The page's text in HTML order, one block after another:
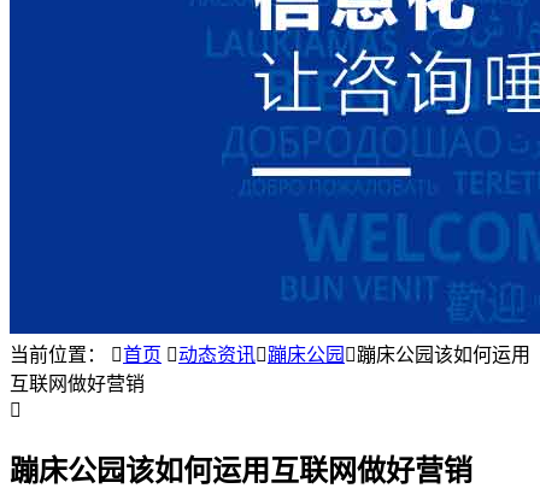
当前位置： 首页 动态资讯蹦床公园 蹦床公园该如何运用
互联网做好营销

蹦床公园该如何运用互联网做好营销